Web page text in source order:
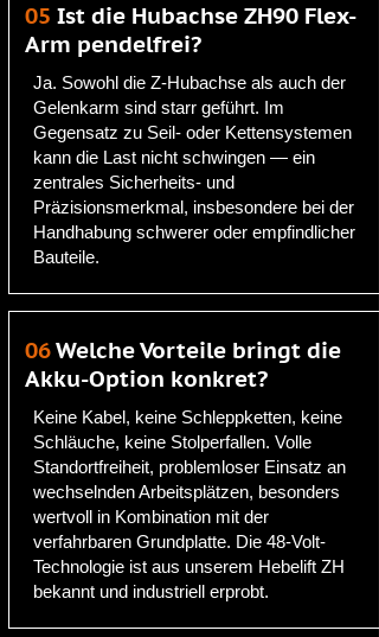
05 Ist die Hubachse ZH90 Flex-
Arm pendelfrei?
Ja. Sowohl die Z-Hubachse als auch der
Gelenkarm sind starr geführt. Im
Gegensatz zu Seil- oder Kettensystemen
kann die Last nicht schwingen — ein
zentrales Sicherheits- und
Präzisionsmerkmal, insbesondere bei der
Handhabung schwerer oder empfindlicher
Bauteile.
06Welche Vorteile bringt die
Akku-Option konkret?
Keine Kabel, keine Schleppketten, keine
Schläuche, keine Stolperfallen. Volle
Standortfreiheit, problemloser Einsatz an
wechselnden Arbeitsplätzen, besonders
wertvoll in Kombination mit der
verfahrbaren Grundplatte. Die 48-Volt-
Technologie ist aus unserem Hebelift ZH
bekannt und industriell erprobt.